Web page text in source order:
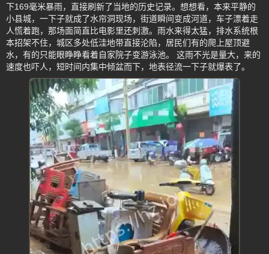
下169毫米暴雨，直接刷新了当地的历史记录。想想看，本来平静的
小县城，一下子就成了水帘洞现场，街道瞬间变成河道，车子漂着走
人慌着跑，那场面简直比电影里还刺激。雨水来得太猛，排水系统根
本招架不住，城区多处低洼地带直接沦陷，居民们有的爬上屋顶避
水，有的只能眼睁睁看着自家院子变游泳池。 这雨不光是量大，来的
速度也吓人，短时间内集中倾盆而下，地表径流一下子就爆表了。